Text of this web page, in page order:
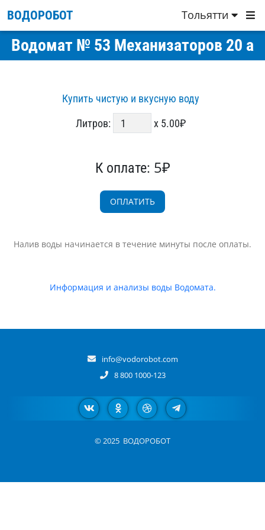
ВОДОРОБОТ Тольятти
Водомат № 53 Механизаторов 20 а
Купить чистую и вкусную воду
Литров:
x 5.00₽
К оплате: 5₽
Налив воды начинается в течение минуты после оплаты.
Информация и анализы воды Водомата.
info@vodorobot.com
8 800 1000-123
© 2025 ВОДОРОБОТ